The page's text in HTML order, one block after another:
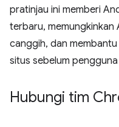
pratinjau ini memberi
terbaru, memungkinkan
canggih, dan
situs sebelum
Hubungi tim